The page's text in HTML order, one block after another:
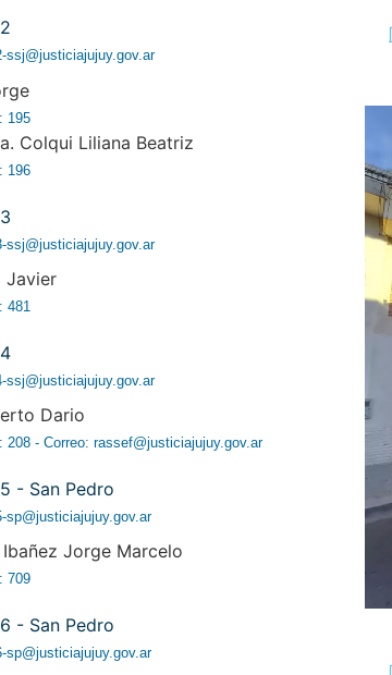
ssj@justiciajujuy.gov.ar
195
Colqui Liliana Beatriz
196
ssj@justiciajujuy.gov.ar
Javier
481
ssj@justiciajujuy.gov.ar
Dario
208 - Correo: rassef@justiciajujuy.gov.ar
- San Pedro
sp@justiciajujuy.gov.ar
Jorge Marcelo
709
- San Pedro
sp@justiciajujuy.gov.ar